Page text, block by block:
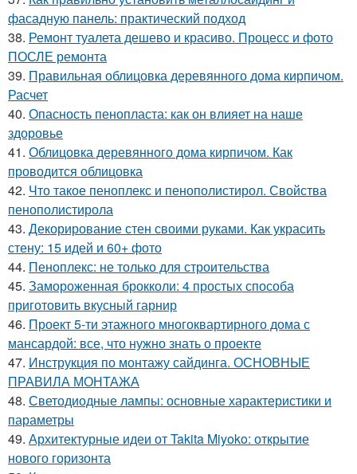
фасадную панель: практический подход
38. Ремонт туалета дешево и красиво. Процесс и фото
ПОСЛЕ ремонта
39. Правильная облицовка деревянного дома кирпичом.
Расчет
40. Опасность пенопласта: как он влияет на наше
здоровье
41. Облицовка деревянного дома кирпичом. Как
проводится облицовка
42. Что такое пеноплекс и пенополистирол. Свойства
пенополистирола
43. Декорирование стен своими руками. Как украсить
стену: 15 идей и 60+ фото
44. Пеноплекс: не только для строительства
45. Замороженная брокколи: 4 простых способа
приготовить вкусный гарнир
46. Проект 5-ти этажного многоквартирного дома с
мансардой: все, что нужно знать о проекте
47. Инструкция по монтажу сайдинга. ОСНОВНЫЕ
ПРАВИЛА МОНТАЖА
48. Светодиодные лампы: основные характеристики и
параметры
49. Архитектурные идеи от Takita Miyoko: открытие
нового горизонта